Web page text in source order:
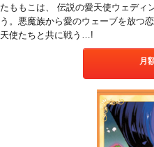
たももこは、 伝説の愛天使ウェディ
う。悪魔族から愛のウェーブを放つ
天使たちと共に戦う…!
月